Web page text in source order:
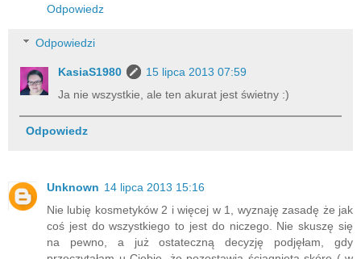
Odpowiedz
Odpowiedzi
KasiaS1980
15 lipca 2013 07:59
Ja nie wszystkie, ale ten akurat jest świetny :)
Odpowiedz
Unknown 14 lipca 2013 15:16
Nie lubię kosmetyków 2 i więcej w 1, wyznaję zasadę że jak
coś jest do wszystkiego to jest do niczego. Nie skuszę się
na pewno, a już ostateczną decyzję podjęłam, gdy